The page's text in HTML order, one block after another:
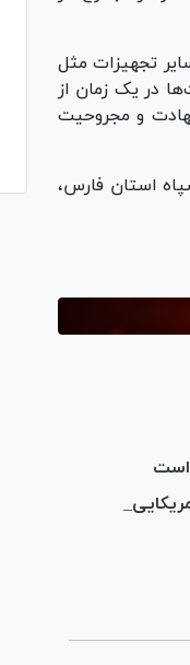
تجهیزات مثل
در یک زمان از
و مجروحیت
استان فارس،
است